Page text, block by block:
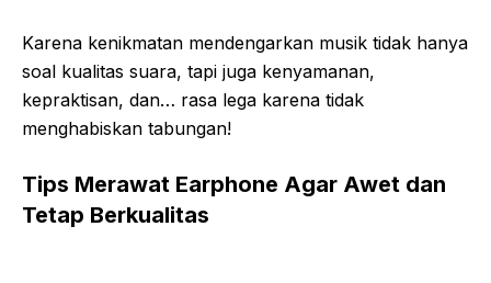
Karena kenikmatan mendengarkan musik tidak hanya
soal kualitas suara, tapi juga kenyamanan,
kepraktisan, dan… rasa lega karena tidak
menghabiskan tabungan!
Tips Merawat Earphone Agar Awet dan
Tetap Berkualitas